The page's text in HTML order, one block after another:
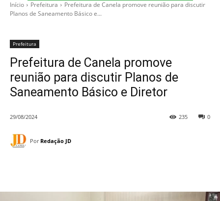
Início Prefeitura
Prefeitura de Canela promove reunião para discutir
Planos de Saneamento Básico e...
Prefeitura
Prefeitura de Canela promove
reunião para discutir Planos de
Saneamento Básico e Diretor
29/08/2024 0
235
Por Redação JD